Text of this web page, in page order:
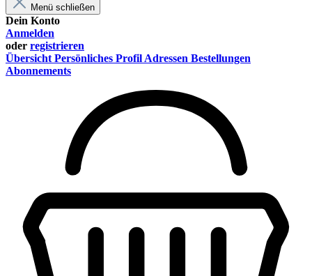
Menü schließen
Dein Konto
Anmelden
oder registrieren
Übersicht Persönliches Profil Adressen Bestellungen
Abonnements